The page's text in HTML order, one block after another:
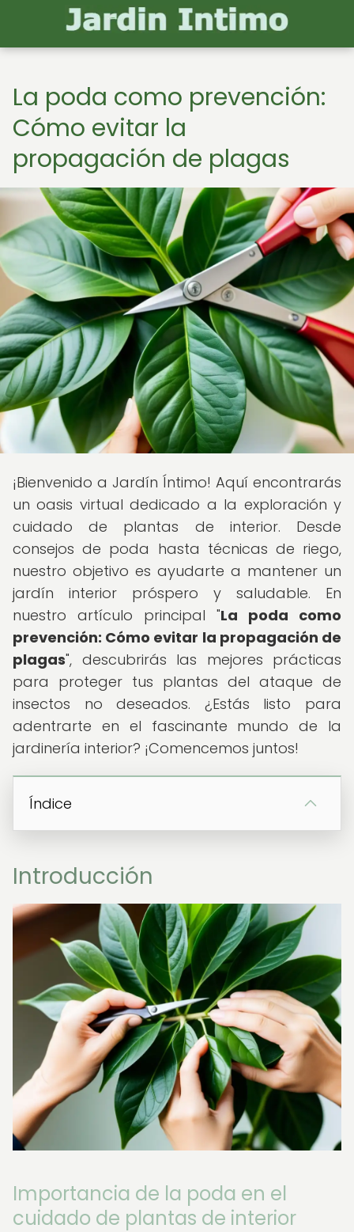
La poda como prevención:
Cómo evitar la
propagación de plagas
¡Bienvenido a Jardín Íntimo! Aquí encontrarás
un oasis virtual dedicado a la exploración y
cuidado de plantas de interior. Desde
consejos de poda hasta técnicas de riego,
nuestro objetivo es ayudarte a mantener un
jardín interior próspero y saludable. En
nuestro artículo principal "La poda como
prevención: Cómo evitar la propagación de
plagas", descubrirás las mejores prácticas
para proteger tus plantas del ataque de
insectos no deseados. ¿Estás listo para
adentrarte en el fascinante mundo de la
jardinería interior? ¡Comencemos juntos!
Índice
Introducción
Importancia de la poda en el
cuidado de plantas de interior